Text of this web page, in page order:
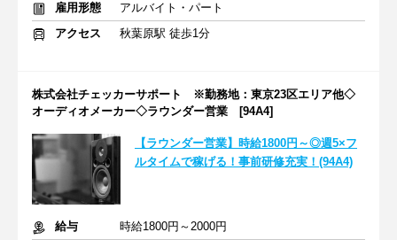
雇用形態
アルバイト・パート
アクセス
秋葉原駅 徒歩1分
株式会社チェッカーサポート ※勤務地：東京23区エリア他◇
オーディオメーカー◇ラウンダー営業 [94A4]
【ラウンダー営業】時給1800円～◎週5×フ
ルタイムで稼げる！事前研修充実！(94A4)
給与
時給1800円～2000円